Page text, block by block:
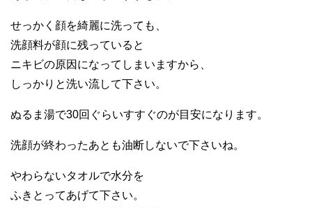
せっかく顔を綺麗に洗っても、
洗顔料が顔に残っていると
ニキビの原因になってしまいますから、
しっかりと洗い流して下さい。
ぬるま湯で30回ぐらいすすぐのが目安になります。
洗顔が終わったあとも油断しないで下さいね。
やわらないタオルで水分を
ふきとってあげて下さい。